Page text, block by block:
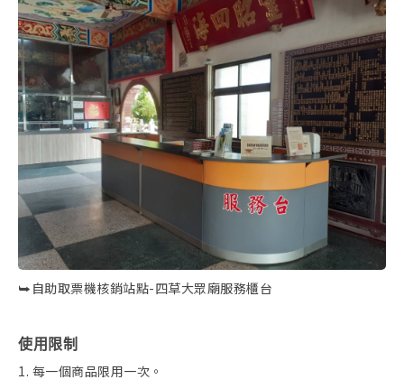
⮩自助取票機核銷站點-四草大眾廟服務櫃台
使用限制
1. 每一個商品限用一次。